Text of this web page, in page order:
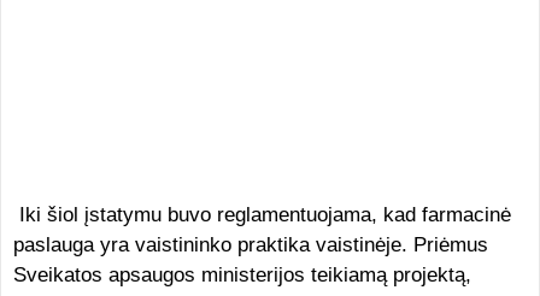
Iki šiol įstatymu buvo reglamentuojama, kad farmacinė
paslauga yra vaistininko praktika vaistinėje. Priėmus
Sveikatos apsaugos ministerijos teikiamą projektą,